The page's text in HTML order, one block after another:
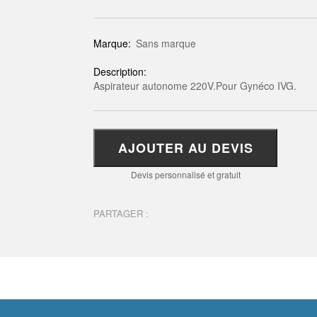
Marque: Sans marque
Description:
Aspirateur autonome 220V.Pour Gynéco IVG.
AJOUTER AU DEVIS
Devis personnalisé et gratuit
PARTAGER :